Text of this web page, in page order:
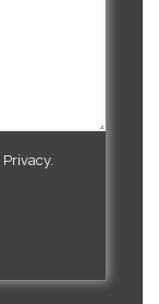
Privacy.